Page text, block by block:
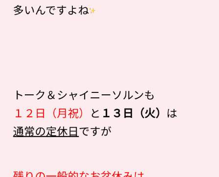
多いんですよね
トーク＆シャイニーソルンも
１２日（月祝） と １３日（火） は
通常の定休日ですが